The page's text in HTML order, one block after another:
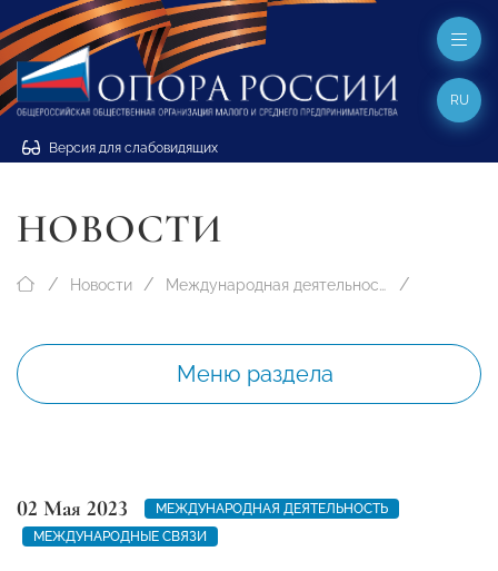
Версия для слабовидящих
RU
НОВОСТИ
Новости Международная деятельность
Меню раздела
02 Мая 2023
МЕЖДУНАРОДНАЯ ДЕЯТЕЛЬНОСТЬ
МЕЖДУНАРОДНЫЕ СВЯЗИ